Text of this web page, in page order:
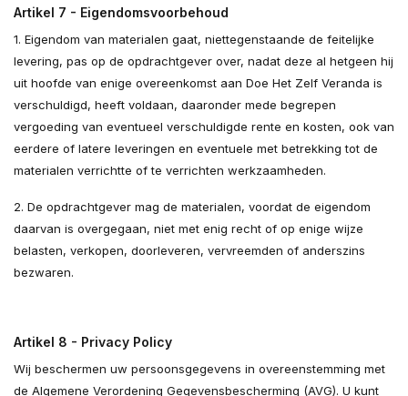
Artikel 7 - Eigendomsvoorbehoud
1. Eigendom van materialen gaat, niettegenstaande de feitelijke
levering, pas op de opdrachtgever over, nadat deze al hetgeen hij
uit hoofde van enige overeenkomst aan Doe Het Zelf Veranda is
verschuldigd, heeft voldaan, daaronder mede begrepen
vergoeding van eventueel verschuldigde rente en kosten, ook van
eerdere of latere leveringen en eventuele met betrekking tot de
materialen verrichtte of te verrichten werkzaamheden.
2. De opdrachtgever mag de materialen, voordat de eigendom
daarvan is overgegaan, niet met enig recht of op enige wijze
belasten, verkopen, doorleveren, vervreemden of anderszins
bezwaren.
Artikel 8 - Privacy Policy
Wij beschermen uw persoonsgegevens in overeenstemming met
de Algemene Verordening Gegevensbescherming (AVG). U kunt